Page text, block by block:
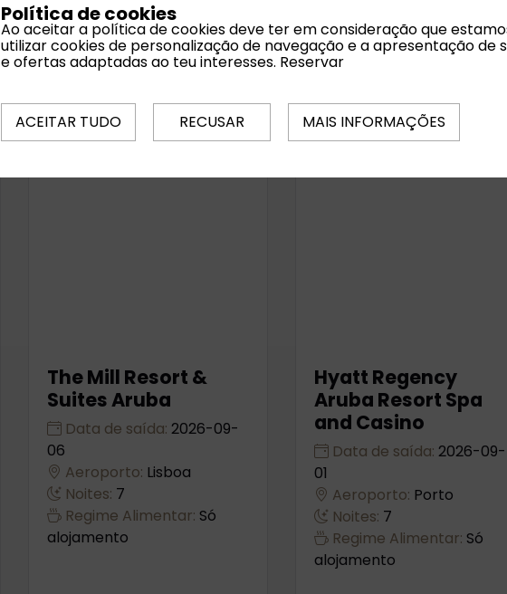
The Mill Resort &
Suites Aruba
Data de saída: 2026-09-
06
Aeroporto: Lisboa
Noites: 7
Regime Alimentar: Só
alojamento
Hyatt Regency
Aruba Resort Spa
and Casino
Data de saída: 2026-09-
01
Aeroporto: Porto
Noites: 7
Regime Alimentar: Só
alojamento
Política de cookies
Ao aceitar a política de cookies deve ter em consideração que
utilizar cookies de personalização de navegação e a apresentação de
e ofertas adaptadas ao teu interesses. Reservar
ACEITAR TUDO RECUSAR MAIS INFORMAÇÕES